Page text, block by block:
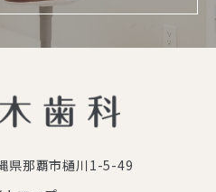
那覇市樋川1-5-49